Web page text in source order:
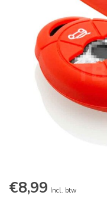
€8,99 Incl. btw